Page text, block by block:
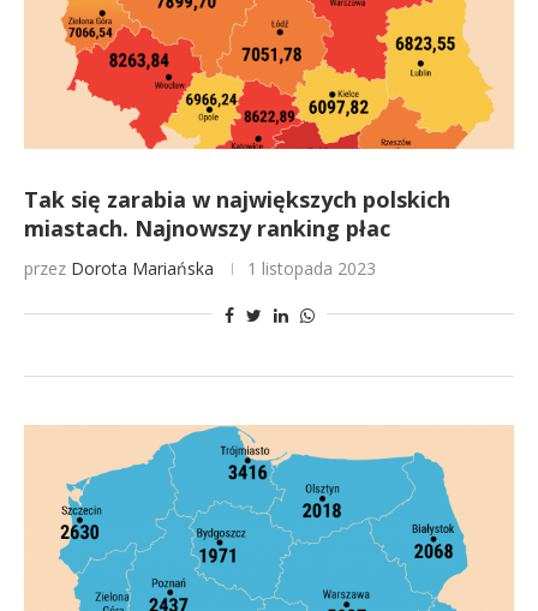
Tak się zarabia w największych polskich
miastach. Najnowszy ranking płac
przez Dorota Mariańska 1 listopada 2023